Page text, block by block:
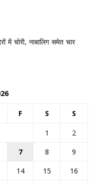
में चोरी, नाबालिग समेत चार
F S S
1
2
7 8
9
14 15
16